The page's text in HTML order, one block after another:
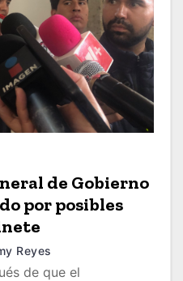
de Gobierno
por posibles
Reyes
de que el